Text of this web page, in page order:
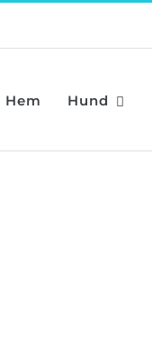
Hem Hund